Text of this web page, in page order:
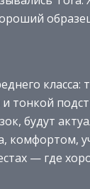
класса:
тонкой
будут
комфортом,
— где